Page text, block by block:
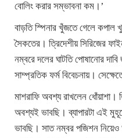
বোলিং করার সম্ভাবনা কম।’
বাড়তি স্পিনার খুঁজতে গেলে কপাল
সৈকতের। ত্রিদেশীয় সিরিজের
নম্বরে দলের ঘাটতি পোষানোর
সাম্প্রতিক ফর্ম বিবেচনায়।
মাশরাফি অবশ্য রাখলেন ধোঁয়াশা।
অবশ্যই ভাবছি। ব্যাপারটা এই
ভাবছি। সাত নম্বর পজিশন